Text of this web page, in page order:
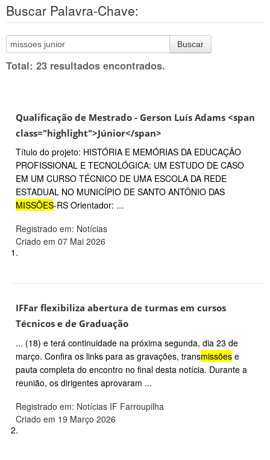
Buscar Palavra-Chave:
Buscar
Total: 23 resultados encontrados.
Qualificação de Mestrado - Gerson Luís Adams <span
class="highlight">Júnior</span>
Título do projeto: HISTÓRIA E MEMÓRIAS DA EDUCAÇÃO
PROFISSIONAL E TECNOLÓGICA: UM ESTUDO DE CASO
EM UM CURSO TÉCNICO DE UMA ESCOLA DA REDE
ESTADUAL NO MUNICÍPIO DE SANTO ANTÔNIO DAS
MISSÕES-RS Orientador: ...
Registrado em: Notícias
Criado em 07 Mai 2026
1.
IFFar flexibiliza abertura de turmas em cursos
Técnicos e de Graduação
... (18) e terá continuidade na próxima segunda, dia 23 de
março. Confira os links para as gravações, transmissões e
pauta completa do encontro no final desta notícia. Durante a
reunião, os dirigentes aprovaram ...
Registrado em: Notícias IF Farroupilha
Criado em 19 Março 2026
2.